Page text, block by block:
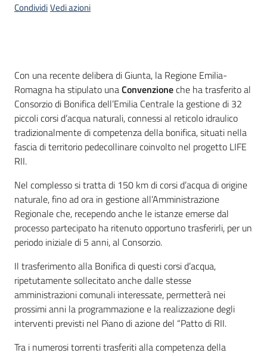
CondividiVedi azioni
Introduzione
Con una recente delibera di Giunta, la Regione Emilia-
Romagna ha stipulato unaConvenzioneche ha trasferito al
Consorzio di Bonifica dell’Emilia Centrale la gestione di 32
piccoli corsi d’acqua naturali, connessi al reticolo idraulico
tradizionalmente di competenza della bonifica, situati nella
fascia di territorio pedecollinare coinvolto nel progetto LIFE
RII.
Nel complesso si tratta di 150 km di corsi d’acqua di origine
naturale, fino ad ora in gestione all’Amministrazione
Regionale che, recependo anche le istanze emerse dal
processo partecipato ha ritenuto opportuno trasferirli, per un
periodo iniziale di 5 anni, al Consorzio.
Il trasferimento alla Bonifica di questi corsi d’acqua,
ripetutamente sollecitato anche dalle stesse
amministrazioni comunali interessate, permetterà nei
prossimi anni la programmazione e la realizzazione degli
interventi previsti nel Piano di azione del “Patto di RII.
Tra i numerosi torrenti trasferiti alla competenza della